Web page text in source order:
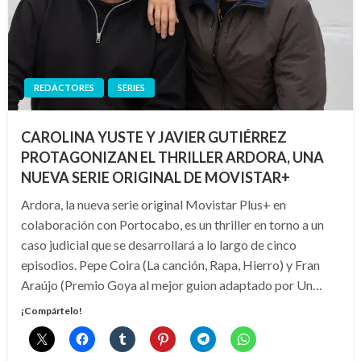
REDACTORES SERIES
CAROLINA YUSTE Y JAVIER GUTIÉRREZ
PROTAGONIZAN EL THRILLER ARDORA, UNA
NUEVA SERIE ORIGINAL DE MOVISTAR+
Ardora, la nueva serie original Movistar Plus+ en
colaboración con Portocabo, es un thriller en torno a un
caso judicial que se desarrollará a lo largo de cinco
episodios. Pepe Coira (La canción, Rapa, Hierro) y Fran
Araújo (Premio Goya al mejor guion adaptado por Un…
¡Compártelo!